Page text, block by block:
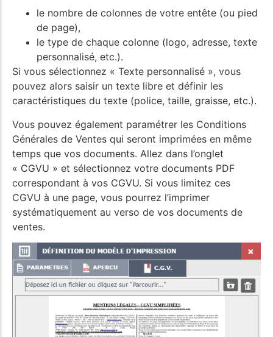
le nombre de colonnes de votre entête (ou pied
de page),
le type de chaque colonne (logo, adresse, texte
personnalisé, etc.).
Si vous sélectionnez « Texte personnalisé », vous
pouvez alors saisir un texte libre et définir les
caractéristiques du texte (police, taille, graisse, etc.).
Vous pouvez également paramétrer les Conditions
Générales de Ventes qui seront imprimées en même
temps que vos documents. Allez dans l’onglet
« CGVU » et sélectionnez votre documents PDF
correspondant à vos CGVU. Si vous limitez ces
CGVU à une page, vous pourrez l’imprimer
systématiquement au verso de vos documents de
ventes.